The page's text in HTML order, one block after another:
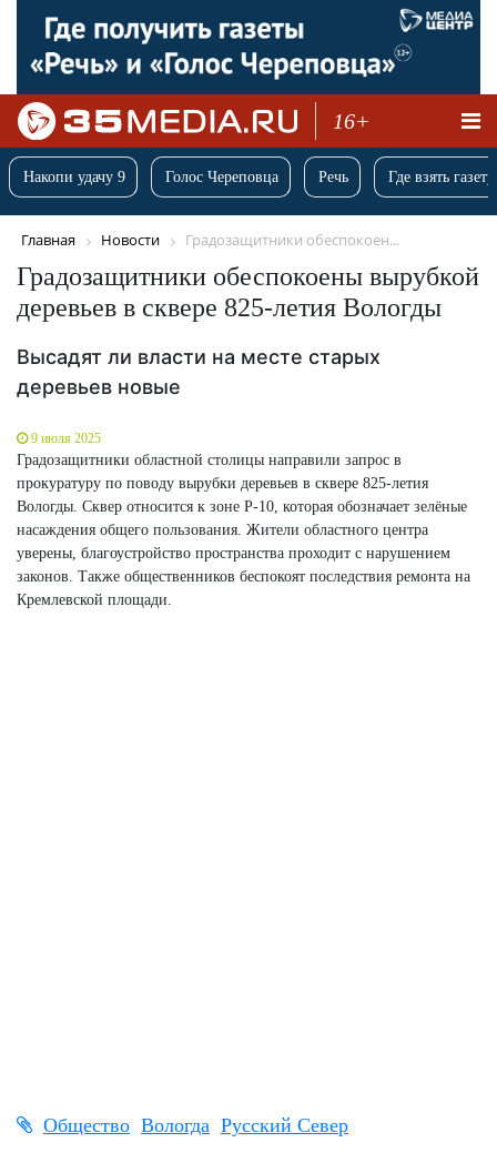
16+
Накопи удачу 9 Голос Череповца Речь Где взять
Главная Новости Градозащитники обеспокоен...
Градозащитники обеспокоены вырубкой
деревьев в сквере 825-летия Вологды
Высадят ли власти на месте старых
деревьев новые
9 июля 2025
Градозащитники областной столицы направили запрос в
прокуратуру по поводу вырубки деревьев в сквере 825-летия
Вологды. Сквер относится к зоне Р-10, которая обозначает зелёные
насаждения общего пользования. Жители областного центра
уверены, благоустройство пространства проходит с нарушением
законов. Также общественников беспокоят последствия ремонта на
Кремлевской площади.
Общество Вологда Русский Север